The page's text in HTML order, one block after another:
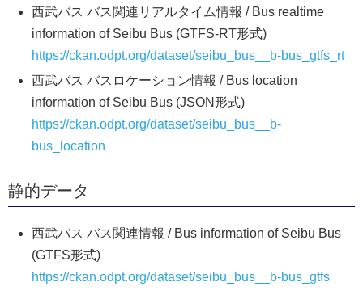
西武バス バス関連リアルタイム情報 / Bus realtime
information of Seibu Bus (GTFS-RT形式)
https://ckan.odpt.org/dataset/seibu_bus__b-bus_gtfs_rt
西武バス バスロケーション情報 / Bus location
information of Seibu Bus (JSON形式)
https://ckan.odpt.org/dataset/seibu_bus__b-
bus_location
静的データ
西武バス バス関連情報 / Bus information of Seibu Bus
(GTFS形式)
https://ckan.odpt.org/dataset/seibu_bus__b-bus_gtfs